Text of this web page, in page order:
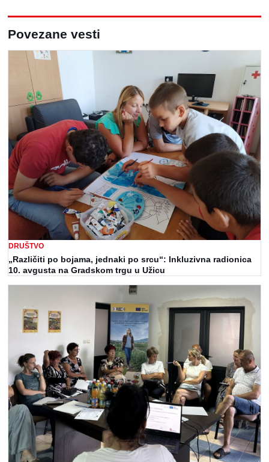
Povezane vesti
DRUŠTVO
„Različiti po bojama, jednaki po srcu“: Inkluzivna radionica
10. avgusta na Gradskom trgu u Užicu